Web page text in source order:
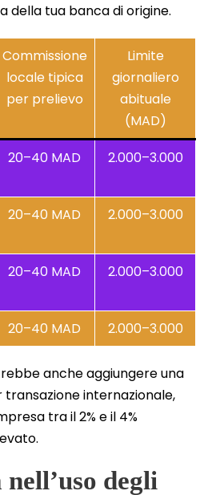
della tua banca di origine.
Commissione
locale tipica
per prelievo
Limite
giornaliero
abituale
(MAD)
20–40 MAD 2.000–3.000
20–40 MAD 2.000–3.000
20–40 MAD 2.000–3.000
20–40 MAD 2.000–3.000
anche aggiungere una
internazionale,
tra il 2% e il 4%
nell’uso degli